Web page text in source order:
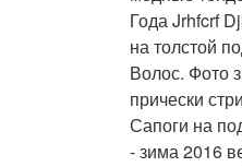
Года Jrhfcrf
на толстой
Волос. Фото
прически
Сапоги на
- зима 2016